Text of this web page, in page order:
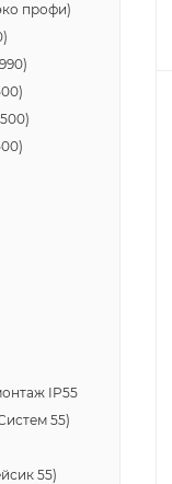
профи)
IP55
55)
55)